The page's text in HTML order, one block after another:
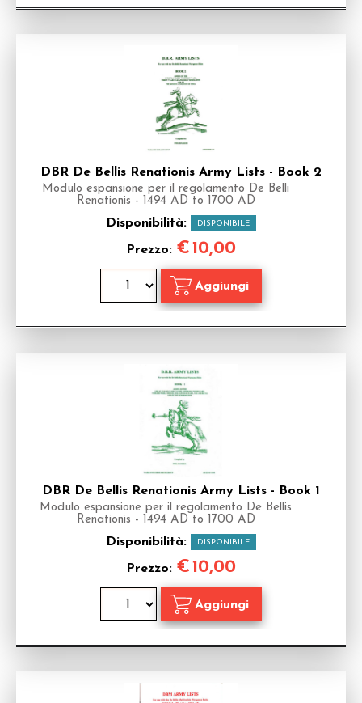
DBR De Bellis Renationis Army Lists - Book 2
Modulo espansione per il regolamento De Belli
Renationis - 1494 AD to 1700 AD
Disponibilità: DISPONIBILE
Prezzo: €10,00
DBR De Bellis Renationis Army Lists - Book 1
Modulo espansione per il regolamento De Bellis
Renationis - 1494 AD to 1700 AD
Disponibilità: DISPONIBILE
Prezzo: €10,00